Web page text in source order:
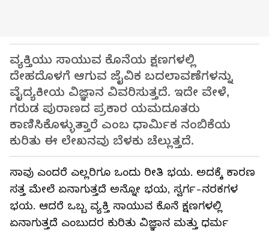
ವ್ಯಕ್ತಿಯು ಸಾಯುವ ಕೊನೆಯ ಕ್ಷಣಗಳಲ್ಲಿ
ದೇಹದೊಳಗೆ ಆಗುವ ಜೈವಿಕ ಬದಲಾವಣೆಗಳನ್ನು
ವೈದ್ಯಕೀಯ ವಿಜ್ಞಾನ ವಿವರಿಸುತ್ತದೆ. ಇದೇ ವೇಳೆ,
ಗರುಡ ಪುರಾಣದ ಪ್ರಕಾರ ಯಮದೂತರು
ಕಾಣಿಸಿಕೊಳ್ಳುತ್ತಾರೆ ಎಂಬ ಧಾರ್ಮಿಕ ನಂಬಿಕೆಯ
ಕುರಿತು ಈ ಲೇಖನವು ಬೆಳಕು ಚೆಲ್ಲುತ್ತದೆ.
ಸಾವು ಎಂದರೆ ಎಲ್ಲರಿಗೂ ಒಂದು ರೀತಿ ಭಯ. ಅದಕ್ಕೆ ಕಾರಣ
ಸತ್ತ ಮೇಲೆ ಏನಾಗುತ್ತದೆ ಅನ್ನೋ ಭಯ, ಸ್ವರ್ಗ-ನರಕಗಳ
ಭಯ. ಆದರೆ ಒಬ್ಬ ವ್ಯಕ್ತಿ ಸಾಯುವ ಕೊನೆ ಕ್ಷಣಗಳಲ್ಲಿ
ಏನಾಗುತ್ತದೆ ಎಂಬುದರ ಕುರಿತು ವಿಜ್ಞಾನ ಮತ್ತು ಧರ್ಮ